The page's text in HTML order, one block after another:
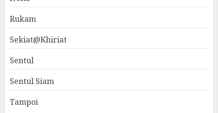
Rukam
Sekiat@Khiriat
Sentul
Sentul Siam
Tampoi